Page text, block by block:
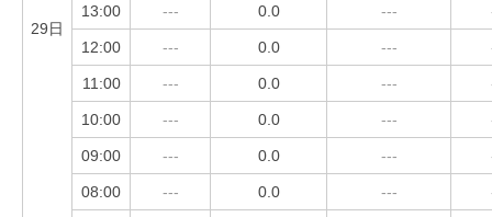
29日
13:00 --- 0.0 ---
12:00 --- 0.0 ---
11:00 --- 0.0 ---
10:00 --- 0.0 ---
09:00 --- 0.0 ---
08:00 --- 0.0 ---